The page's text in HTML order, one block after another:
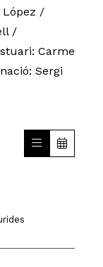
López /
/
Carme
Sergi